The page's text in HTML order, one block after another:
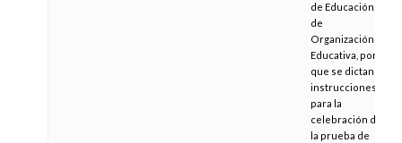
de Educación y
de
Organización
Educativa, por la
que se dictan
instrucciones
para la
celebración de
la prueba de